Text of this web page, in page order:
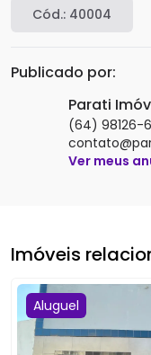
Cód.: 40004
Publicado por:
Parati
(64) 98126-
Ver meus
Aluguel
Imóveis